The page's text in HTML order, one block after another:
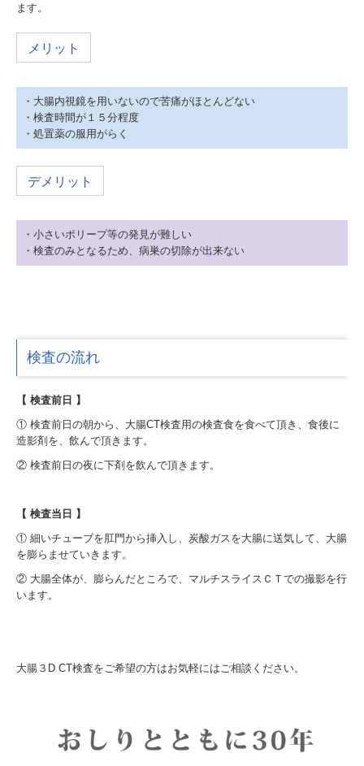
ます。
メリット
・大腸内視鏡を用いないので苦痛がほとんどない
・検査時間が１５分程度
・処置薬の服用がらく
デメリット
・小さいポリープ等の発見が難しい
・検査のみとなるため、病巣の切除が出来ない
検査の流れ
【 検査前日 】
① 検査前日の朝から、大腸CT検査用の検査食を食べて頂き、食後に
造影剤を、飲んで頂きます。
② 検査前日の夜に下剤を飲んで頂きます。
【 検査当日 】
① 細いチューブを肛門から挿入し、炭酸ガスを大腸に送気して、大腸
を膨らませていきます。
② 大腸全体が、膨らんだところで、マルチスライスＣＴでの撮影を行
います。
大腸３D CT検査をご希望の方はお気軽にはご相談ください。